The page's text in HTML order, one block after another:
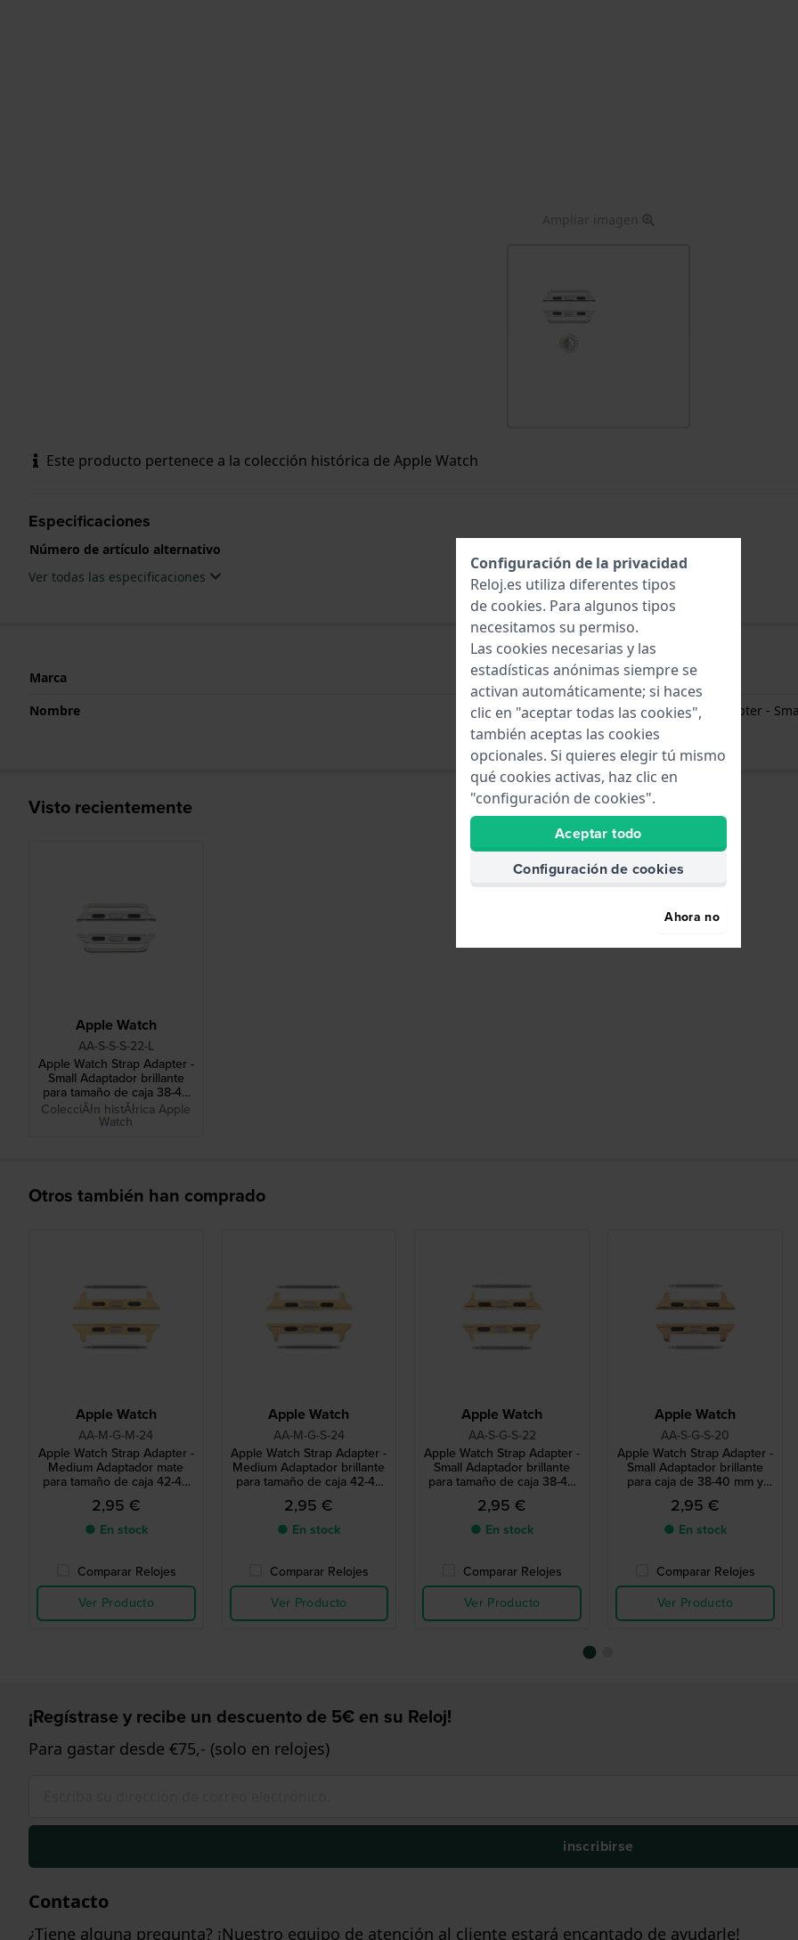
Ampliar imagen
Este producto pertenece a la colección histórica de Apple Watch
Especificaciones
Número de artículo alternativo
Ver todas las especificaciones
Marca
Apple Watch
Nombre
Apple Watch Strap Adapter -
Visto recientemente
Apple Watch
AA-S-S-S-22-L
Apple Watch Strap Adapter -
Small Adaptador brillante
para tamaño de caja 38-40
mm y correa de 22 mm
ColecciĂłn histĂłrica Apple
Watch
Otros también han comprado
Apple Watch
AA-M-G-M-24
Apple Watch Strap Adapter -
Medium Adaptador mate
para tamaño de caja 42-44
mm y correa de 24 mm
2,95 €
● En stock
Comparar Relojes
Ver Producto
Apple Watch
AA-M-G-S-24
Apple Watch Strap Adapter -
Medium Adaptador brillante
para tamaño de caja 42-44
mm y correa de 24 mm
2,95 €
● En stock
Comparar Relojes
Ver Producto
Apple Watch
AA-S-G-S-22
Apple Watch Strap Adapter -
Small Adaptador brillante
para tamaño de caja 38-40
mm y correa de 22 mm
2,95 €
● En stock
Comparar Relojes
Ver Producto
Apple Watch
AA-S-G-S-20
Apple Watch Strap Adapter -
Small Adaptador brillante
para caja de 38-40 mm y
correa de 20 mm
2,95 €
● En stock
Comparar Relojes
Ver Producto
¡Regístrase y recibe un descuento de 5€ en su Reloj!
Para gastar desde €75,- (solo en relojes)
inscribirse
Contacto
¿Tiene alguna pregunta? ¡Nuestro equipo de atención al cliente estará encantado de ayudarle!
Configuración de la privacidad
Reloj.es utiliza diferentes tipos
de cookies. Para algunos tipos
necesitamos su permiso.
Las cookies necesarias y las
estadísticas anónimas siempre se
activan automáticamente; si haces
clic en "aceptar todas las cookies",
también aceptas las cookies
opcionales. Si quieres elegir tú mismo
qué cookies activas, haz clic en
"configuración de cookies".
Aceptar todo
Configuración de cookies
Ahora no